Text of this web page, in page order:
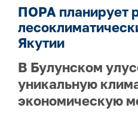
ПОРА планирует
Якутии
В Булунском
уникальную
экономическую